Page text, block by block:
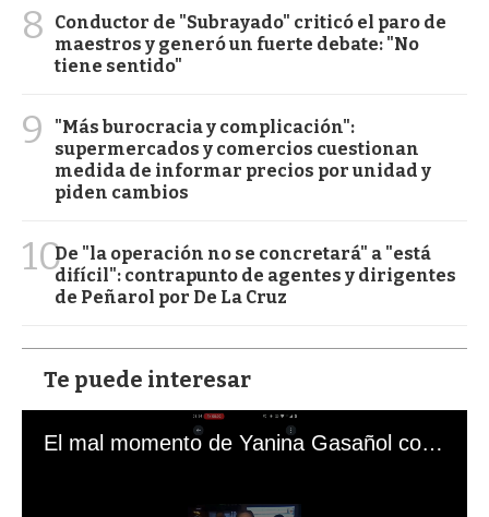
8
Conductor de "Subrayado" criticó el paro de
maestros y generó un fuerte debate: "No
tiene sentido"
9
"Más burocracia y complicación":
supermercados y comercios cuestionan
medida de informar precios por unidad y
piden cambios
10De "la operación no se concretará" a "está
difícil": contrapunto de agentes y dirigentes
de Peñarol por De La Cruz
Te puede interesar
El mal momento de Yanina Gasañol con un hincha argentino en "Subrayado"